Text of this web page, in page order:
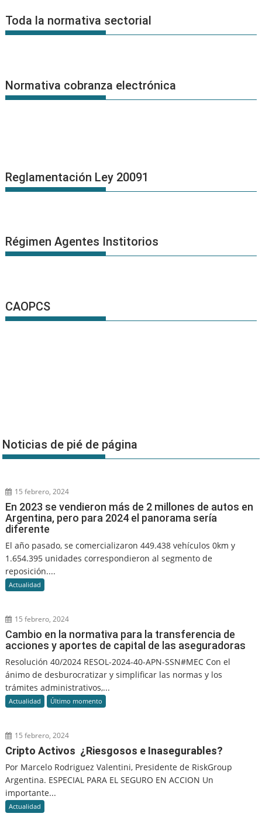
Noticias
Toda la normativa sectorial
Normativa cobranza electrónica
Reglamentación Ley 20091
Régimen Agentes Institorios
CAOPCS
Noticias de pié de página
15 febrero, 2024
En 2023 se vendieron más de 2 millones de autos en
Argentina, pero para 2024 el panorama sería
diferente
El año pasado, se comercializaron 449.438 vehículos 0km y
1.654.395 unidades correspondieron al segmento de
reposición....
Actualidad
15 febrero, 2024
Cambio en la normativa para la transferencia de
acciones y aportes de capital de las aseguradoras
Resolución 40/2024 RESOL-2024-40-APN-SSN#MEC Con el
ánimo de desburocratizar y simplificar las normas y los
trámites administrativos,...
Actualidad Último momento
15 febrero, 2024
Cripto Activos ¿Riesgosos e Inasegurables?
Por Marcelo Rodriguez Valentini, Presidente de RiskGroup
Argentina. ESPECIAL PARA EL SEGURO EN ACCION Un
importante...
Actualidad